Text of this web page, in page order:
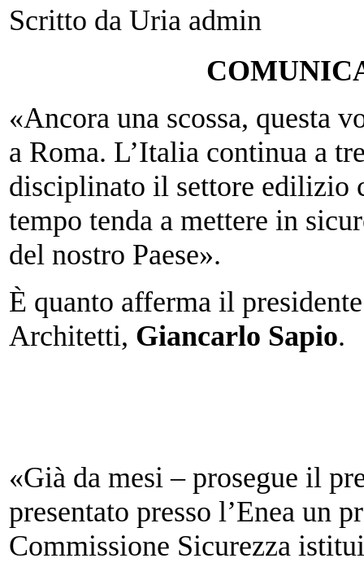
Scritto da Uria admin
«Ancora una scossa, questa
a Roma. L’Italia continua a
disciplinato il settore edilizio
tempo tenda a mettere in
del nostro Paese».
È quanto afferma il
Architetti, Giancarlo Sapio.
«Già da mesi – prosegue il
presentato presso l’Enea un
Commissione Sicurezza